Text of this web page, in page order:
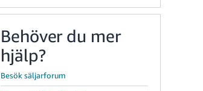
Behöver du mer
hjälp?
Besök säljarforum